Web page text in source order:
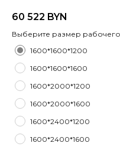
60 522 BYN
Выберите размер рабочего
1600*1600*1200
1600*1600*1600
1600*2000*1200
1600*2000*1600
1600*2400*1200
1600*2400*1600